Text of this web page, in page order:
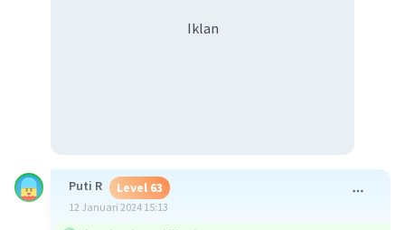
Iklan
Puti R Level 63
12 Januari 2024 15:13